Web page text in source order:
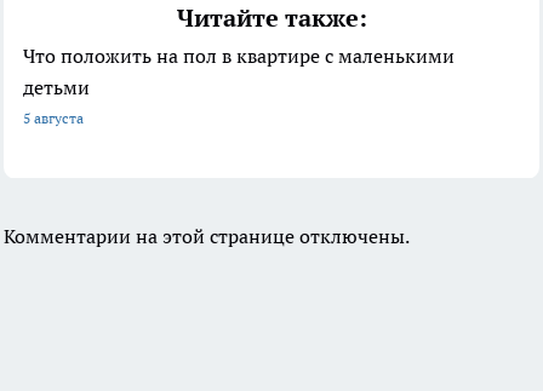
Читайте также:
Что положить на пол в квартире с маленькими
детьми
5 августа
Комментарии на этой странице отключены.